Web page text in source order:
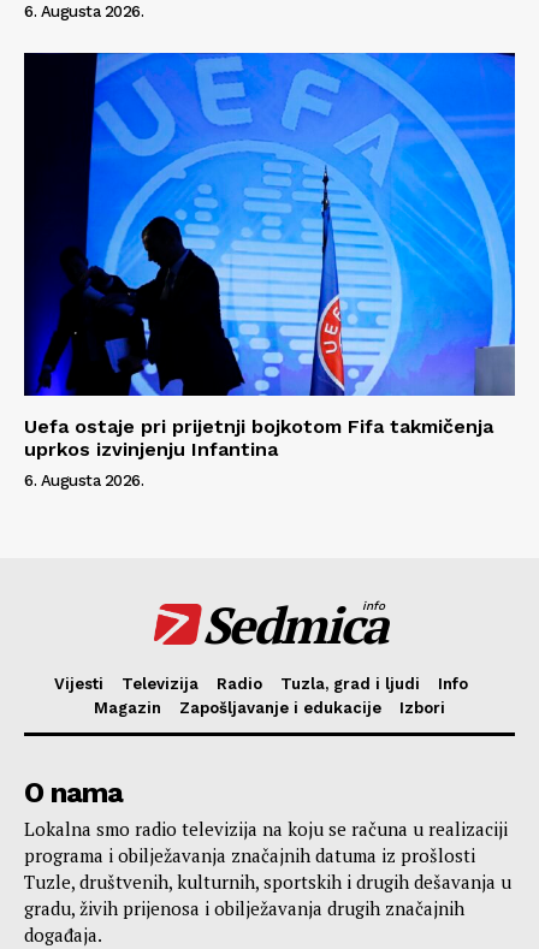
6. Augusta 2026.
Uefa ostaje pri prijetnji bojkotom Fifa takmičenja
uprkos izvinjenju Infantina
6. Augusta 2026.
Sedmica
info
Vijesti Televizija Radio Tuzla, grad i ljudi
Info
Magazin
Zapošljavanje i edukacije Izbori
O nama
Lokalna smo radio televizija na koju se računa u realizaciji
programa i obilježavanja značajnih datuma iz prošlosti
Tuzle, društvenih, kulturnih, sportskih i drugih dešavanja u
gradu, živih prijenosa i obilježavanja drugih značajnih
događaja.